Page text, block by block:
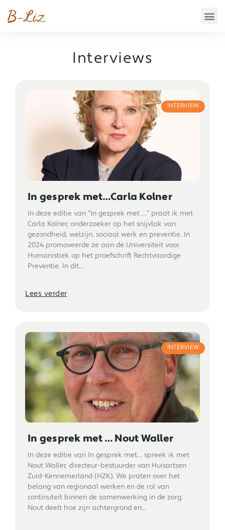
Interviews
INTERVIEW
In gesprek met…Carla Kolner
In deze editie van “In gesprek met …” praat ik met
Carla Kolner, onderzoeker op het snijvlak van
gezondheid, welzijn, sociaal werk en preventie. In
2024 promoveerde ze aan de Universiteit voor
Humanistiek op het proefschrift Rechtvaardige
Preventie. In dit...
Lees verder
INTERVIEW
In gesprek met … Nout Waller
In deze editie van In gesprek met… spreek ik met
Nout Waller, directeur-bestuurder van Huisartsen
Zuid-Kennemerland (HZK). We praten over het
belang van regionaal werken en de rol van
continuïteit binnen de samenwerking in de zorg.
Nout deelt hoe zijn achtergrond en...